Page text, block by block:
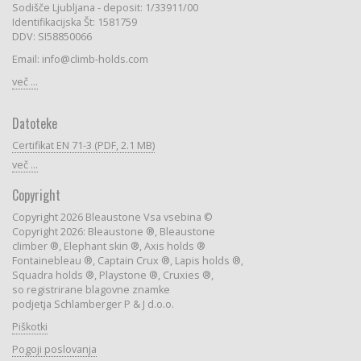
Sodišče Ljubljana - deposit: 1/33911/00
Identifikacijska Št: 1581759
DDV: SI58850066
Email: info@climb-holds.com
več ...
Datoteke
Certifikat EN 71-3 (PDF, 2.1 MB)
več ...
Copyright
Copyright 2026 Bleaustone Vsa vsebina ©
Copyright 2026: Bleaustone ®, Bleaustone
climber ®, Elephant skin ®, Axis holds ®
Fontainebleau ®, Captain Crux ®, Lapis holds ®,
Squadra holds ®, Playstone ®, Cruxies ®,
so registrirane blagovne znamke
podjetja Schlamberger P & J d.o.o.
Piškotki
Pogoji poslovanja